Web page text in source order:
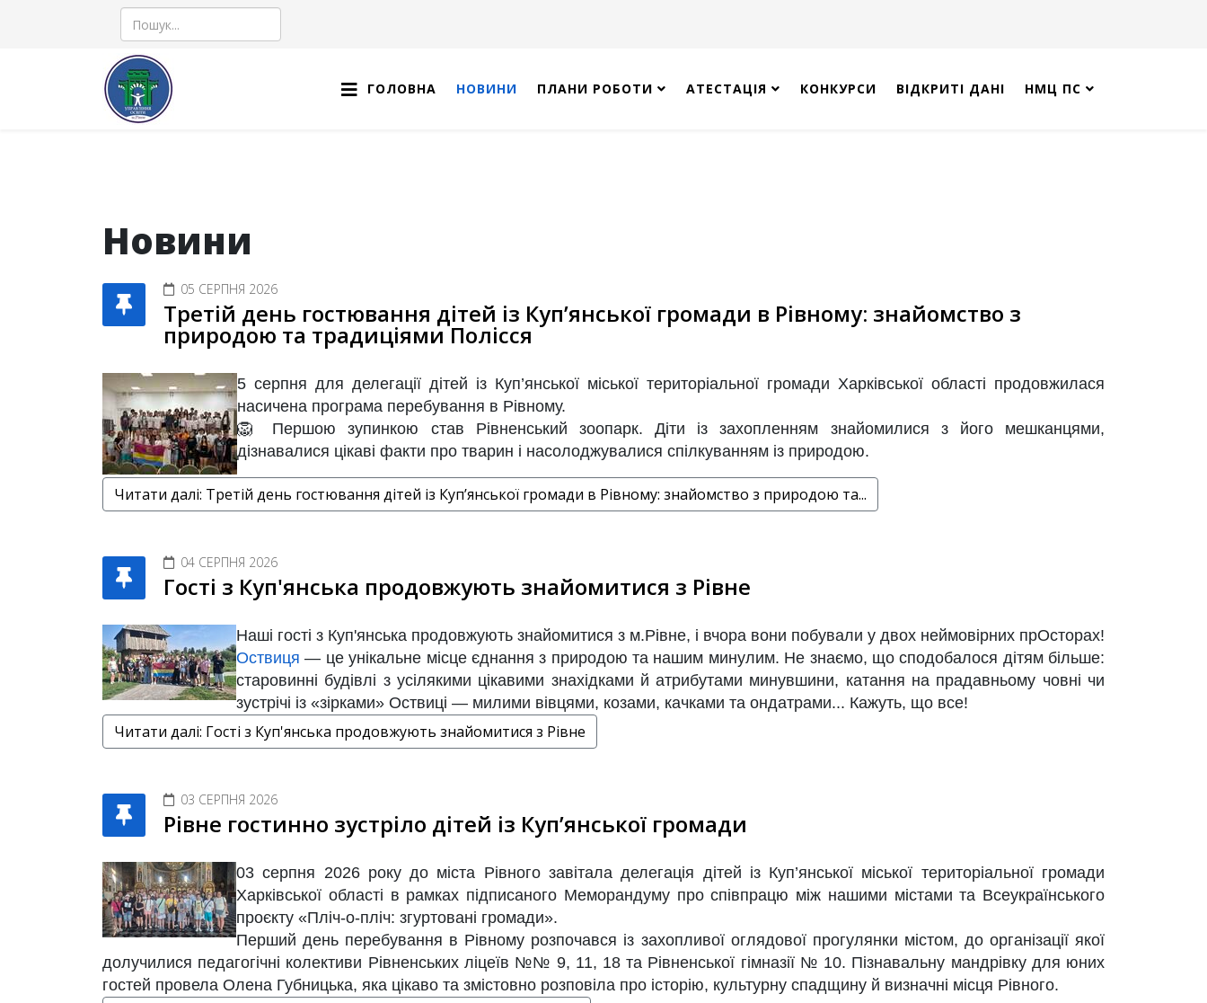
Пошук
ГОЛОВНА НОВИНИ ПЛАНИ РОБОТИ АТЕСТАЦІЯ КОНКУРСИ ВІДКРИТІ ДАНІ НМЦ ПС
Новини
05 СЕРПНЯ 2026
Третій день гостювання дітей із Куп’янської громади в Рівному: знайомство з
природою та традиціями Полісся
5 серпня для делегації дітей із Куп’янської міської територіальної громади Харківської області продовжилася
насичена програма перебування в Рівному.
🦁 Першою зупинкою став Рівненський зоопарк. Діти із захопленням знайомилися з його мешканцями,
дізнавалися цікаві факти про тварин і насолоджувалися спілкуванням із природою.
Читати далі: Третій день гостювання дітей із Куп’янської громади в Рівному: знайомство з природою та...
04 СЕРПНЯ 2026
Гості з Куп'янська продовжують знайомитися з Рівне
Наші гості з Куп'янська продовжують знайомитися з м.Рівне, і вчора вони побували у двох неймовірних прОсторах!
Оствиця — це унікальне місце єднання з природою та нашим минулим. Не знаємо, що сподобалося дітям більше:
старовинні будівлі з усілякими цікавими знахідками й атрибутами минувшини, катання на прадавньому човні чи
зустрічі із «зірками» Оствиці — милими вівцями, козами, качками та ондатрами... Кажуть, що все!
Читати далі: Гості з Куп'янська продовжують знайомитися з Рівне
03 СЕРПНЯ 2026
Рівне гостинно зустріло дітей із Куп’янської громади
03 серпня 2026 року до міста Рівного завітала делегація дітей із Куп’янської міської територіальної громади
Харківської області в рамках підписаного Меморандуму про співпрацю між нашими містами та Всеукраїнського
проєкту «Пліч-о-пліч: згуртовані громади».
Перший день перебування в Рівному розпочався із захопливої оглядової прогулянки містом, до організації якої
долучилися педагогічні колективи Рівненських ліцеїв №№ 9, 11, 18 та Рівненської гімназії № 10. Пізнавальну мандрівку для юних
гостей провела Олена Губницька, яка цікаво та змістовно розповіла про історію, культурну спадщину й визначні місця Рівного.